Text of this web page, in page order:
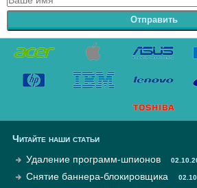
Отправить
Читайте наши статьи
Удаление программ-шпионов
Снятие баннера-блокировщика